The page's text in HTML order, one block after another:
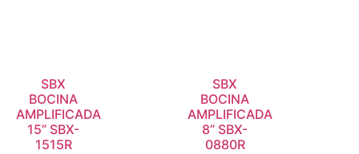
SBX
BOCINA
AMPLIFICADA
15” SBX-
1515R
SBX
BOCINA
AMPLIFICADA
8” SBX-
0880R